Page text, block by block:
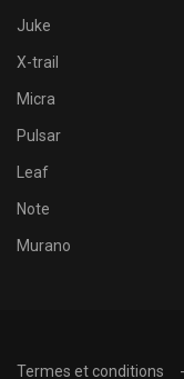
Juke
X-trail
Micra
Pulsar
Leaf
Note
Murano
Termes et conditions